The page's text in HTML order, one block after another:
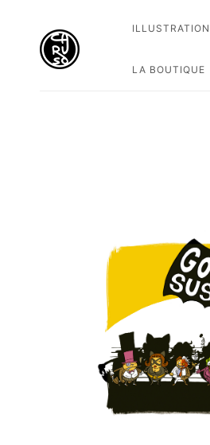
ILLUSTRATION
LA BOUTIQUE